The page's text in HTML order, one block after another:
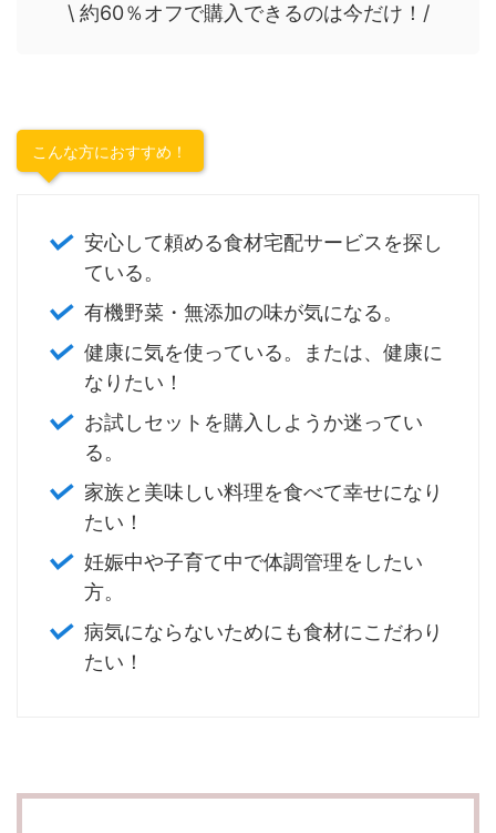
\ 約60％オフで購入できるのは今だけ！/
こんな方におすすめ！
安心して頼める食材宅配サービスを探し
ている。
有機野菜・無添加の味が気になる。
健康に気を使っている。または、健康に
なりたい！
お試しセットを購入しようか迷ってい
る。
家族と美味しい料理を食べて幸せになり
たい！
妊娠中や子育て中で体調管理をしたい
方。
病気にならないためにも食材にこだわり
たい！